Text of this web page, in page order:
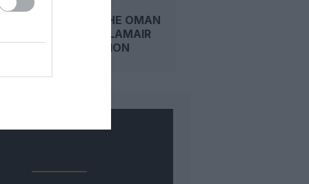
RAPPROCHE OMAN
AIR ET SALAMAIR
SANS FUSION